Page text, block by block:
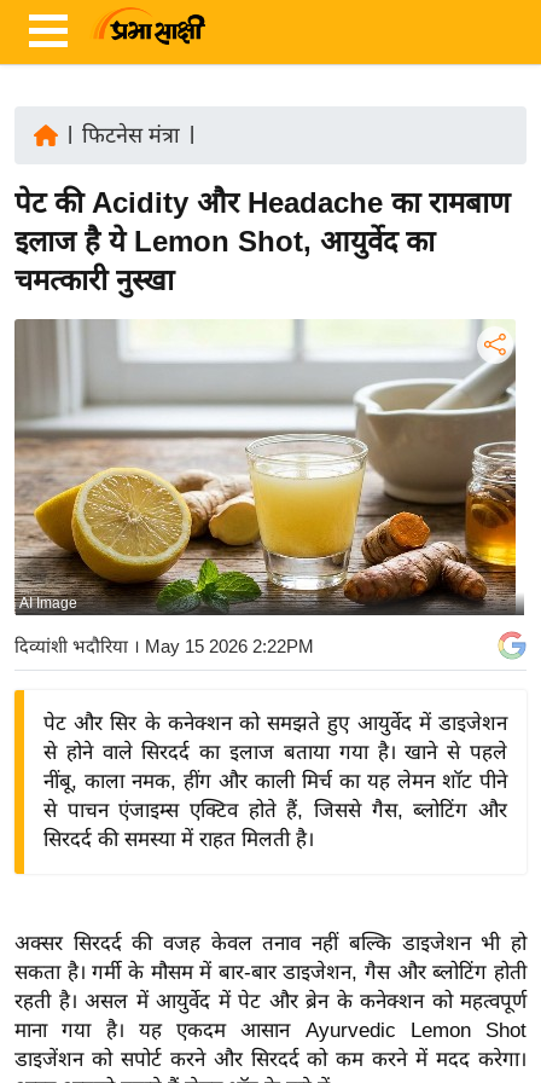
ज़ा
ख
ब
र
अं
त
र्रा
ष्ट्री
य
बि
ज़
ने
द्यो
वि
शे
ष
ज्ञ
रा
फिटनेस मंत्रा
पेट की Acidity और Headache का रामबाण
इलाज है ये Lemon Shot, आयुर्वेद का
चमत्कारी नुस्खा
AI Image
दिव्यांशी भदौरिया । May 15 2026 2:22PM
पेट और सिर के कनेक्शन को समझते हुए आयुर्वेद में डाइजेशन
से होने वाले सिरदर्द का इलाज बताया गया है। खाने से पहले
नींबू, काला नमक, हींग और काली मिर्च का यह लेमन शॉट पीने
से पाचन एंजाइम्स एक्टिव होते हैं, जिससे गैस, ब्लोटिंग और
सिरदर्द की समस्या में राहत मिलती है।
अक्सर सिरदर्द की वजह केवल तनाव नहीं बल्कि डाइजेशन भी हो
सकता है। गर्मी के मौसम में बार-बार डाइजेशन, गैस और ब्लोटिंग होती
रहती है। असल में आयुर्वेद में पेट और ब्रेन के कनेक्शन को महत्वपूर्ण
माना गया है। यह एकदम आसान Ayurvedic Lemon Shot
डाइजेंशन को सपोर्ट करने और सिरदर्द को कम करने में मदद करेगा।